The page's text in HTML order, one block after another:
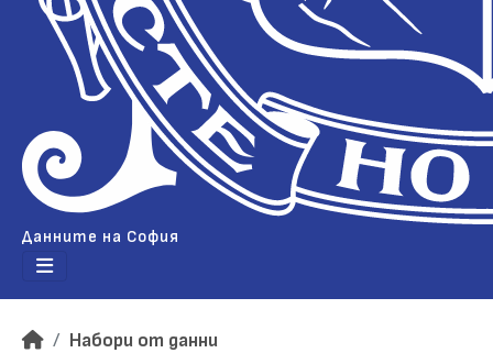
Данните на София
Набори от данни